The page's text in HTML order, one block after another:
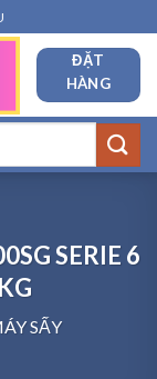
ĐẶT
HÀNG
SERIE 6
SẤY